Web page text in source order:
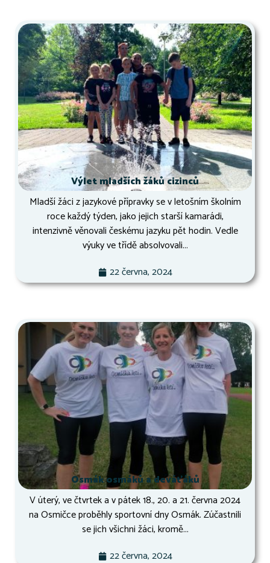
Výlet mladších žáků cizinců
Mladší žáci z jazykové přípravky se v letošním školním
roce každý týden, jako jejich starší kamarádi,
intenzivně věnovali českému jazyku pět hodin. Vedle
výuky ve třídě absolvovali...
22 června, 2024
Osmák osmáků a deváťáků
V úterý, ve čtvrtek a v pátek 18., 20. a 21. června 2024
na Osmičce proběhly sportovní dny Osmák. Zúčastnili
se jich všichni žáci, kromě...
22 června, 2024